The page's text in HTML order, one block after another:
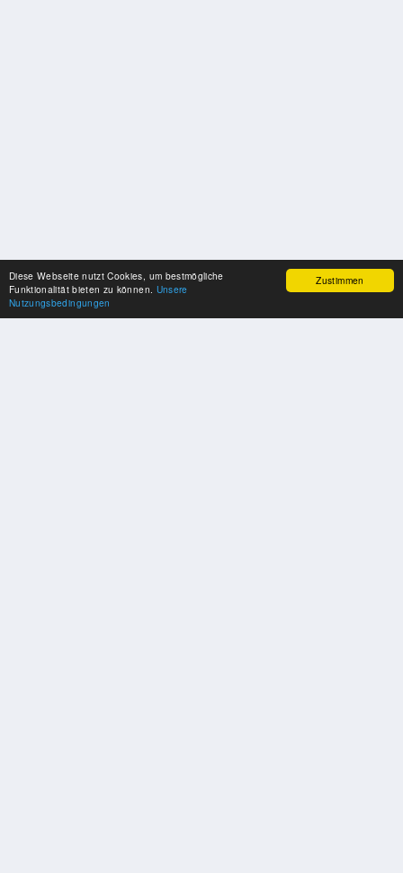
Zustimmen
Diese Webseite nutzt Cookies, um bestmögliche
Funktionalität bieten zu können. Unsere
Nutzungsbedingungen